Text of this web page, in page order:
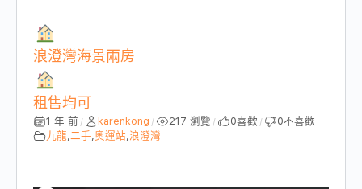
浪澄灣海景兩房
租售均可
1 年 前 / karenkong / 217 瀏覽 / 0喜歡 / 0不喜歡
九龍,二手,奧運站,浪澄灣